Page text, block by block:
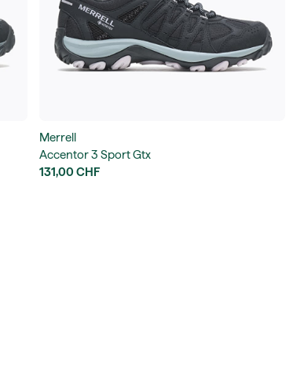
Merrell
Accentor 3 Sport Gtx
131,00 CHF